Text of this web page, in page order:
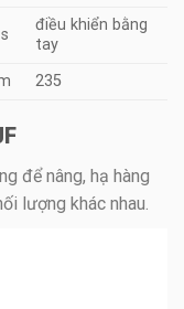
điều khiển bằng
tay
235
để nâng, hạ hàng
lượng khác nhau.